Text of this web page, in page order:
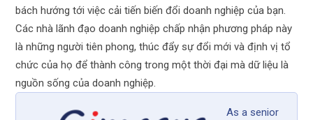
bách hướng tới việc cải tiến biến đổi doanh nghiệp của bạn.
Các nhà lãnh đạo doanh nghiệp chấp nhận phương pháp này
là những người tiên phong, thúc đẩy sự đổi mới và định vị tổ
chức của họ để thành công trong một thời đại mà dữ liệu là
nguồn sống của doanh nghiệp.
As a senior